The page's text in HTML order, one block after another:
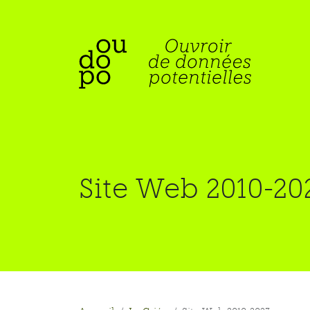
Site Web 2010-